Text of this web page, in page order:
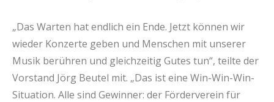
„Das Warten hat endlich ein Ende. Jetzt können wir
wieder Konzerte geben und Menschen mit unserer
Musik berühren und gleichzeitig Gutes tun“, teilte der
Vorstand Jörg Beutel mit. „Das ist eine Win-Win-Win-
Situation. Alle sind Gewinner: der Förderverein für